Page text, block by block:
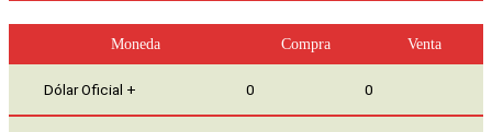
Moneda Compra Venta
Dólar Oficial + 0 0